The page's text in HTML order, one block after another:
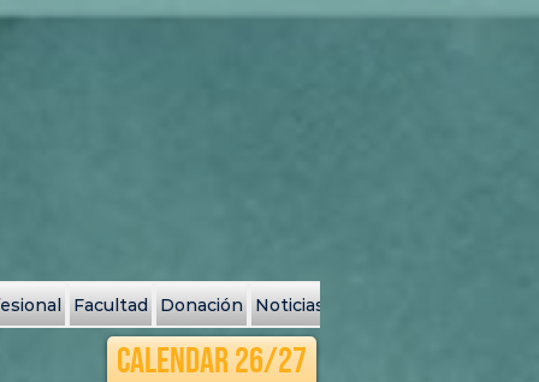
Facultad Donación Noticias y Eventos
Calendar 26/27